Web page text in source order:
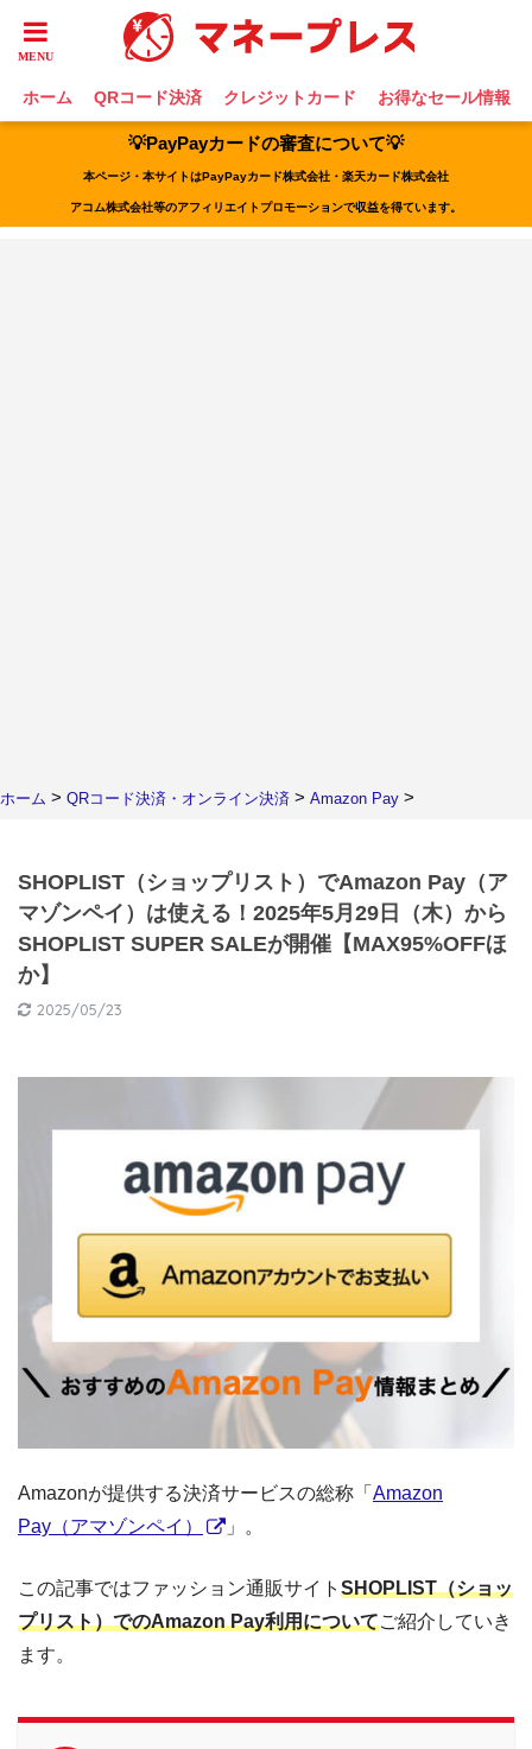
ホーム QRコード決済 クレジットカード お得なセール情報
💡PayPayカードの審査について💡
本ページ・本サイトはPayPayカード株式会社・楽天カード株式会社
アコム株式会社等のアフィリエイトプロモーションで収益を得ています。
ホーム > QRコード決済・オンライン決済 > Amazon Pay >
SHOPLIST（ショップリスト）でAmazon Pay（ア
マゾンペイ）は使える！2025年5月29日（木）から
SHOPLIST SUPER SALEが開催【MAX95%OFFほ
か】
2025/05/23
Amazonが提供する決済サービスの総称「 Amazon
Pay（アマゾンペイ）
」。
この記事ではファッション通販サイト SHOPLIST（ショッ
プリスト）でのAmazon Pay利用についてご紹介していき
ます。